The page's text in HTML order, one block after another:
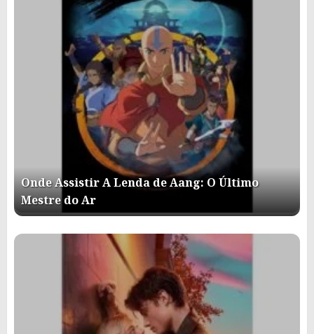
Onde Assistir A Lenda de Aang: O Último
Mestre do Ar